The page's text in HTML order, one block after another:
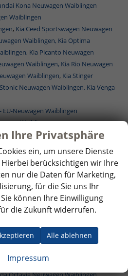
Kona Neuwagen Waiblingen
Waiblingen
, Kia Ceed Sportswagen Neuwagen
Waiblingen, Kia Optima
Kia Picanto Neuwagen
Waiblingen, Kia Rio Neuwagen
Waiblingen, Kia Stinger
Neuwagen Waiblingen, Kia Venga
Neuwagen Waiblingen
Waiblingen
Waiblingen
Waiblingen
Waiblingen
Waiblingen
Seat Arona Combi
Ateca Neuwagen Waiblingen
Leon Neuwagen Waiblingen,Seat Leon
Waiblingen
Waiblingen
Ihre Privatsphäre
ein, um unsere Dienste
berücksichtigen wir Ihre
nur die Daten für Marketing,
für die Sie uns Ihr
können Ihre Einwilligung
die Zukunft widerrufen.
Alle ablehnen
Impressum